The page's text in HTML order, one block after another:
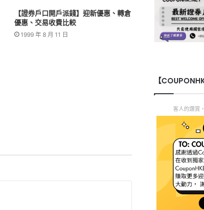
【證券戶口開戶派錢】迎新優惠、轉倉
優惠、交易收費比較
1999 年 8 月 11 日
【
客人的讚賞